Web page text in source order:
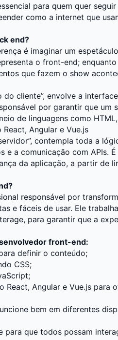
para quem quer
como a internet que
end?
é imaginar um
o front-end;
que fazem o show
do cliente”, envolve a
por garantir que um
de linguagens como
Angular e Vue.js
contempla toda a
e a comunicação com APIs. É
da aplicação, a partir de
responsável por
e fáceis de usar. Ele
para garantir que a
front-end:
definir o conteúdo;
CSS;
Angular e Vue.js para
bem em diferentes
para que todos possam